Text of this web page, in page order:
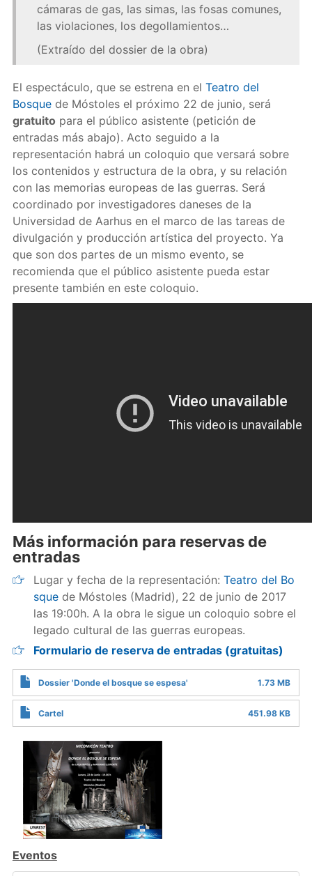
cámaras de gas, las simas, las fosas comunes,
las violaciones, los degollamientos…
(Extraído del dossier de la obra)
El espectáculo, que se estrena en el Teatro del
Bosquede Móstoles el próximo 22 de junio, será
gratuito para el público asistente (petición de
entradas más abajo). Acto seguido a la
representación habrá un coloquio que versará sobre
los contenidos y estructura de la obra, y su relación
con las memorias europeas de las guerras. Será
coordinado por investigadores daneses de la
Universidad de Aarhus en el marco de las tareas de
divulgación y producción artística del proyecto. Ya
que son dos partes de un mismo evento, se
recomienda que el público asistente pueda estar
presente también en este coloquio.
Más información para reservas de
entradas
Lugar y fecha de la representación: Teatro del Bo
squede Móstoles (Madrid), 22 de junio de 2017
las 19:00h. A la obra le sigue un coloquio sobre el
legado cultural de las guerras europeas.
Formulario de reserva de entradas (gratuitas)
Dossier 'Donde el bosque se espesa' 1.73 MB
Cartel 451.98 KB
Eventos